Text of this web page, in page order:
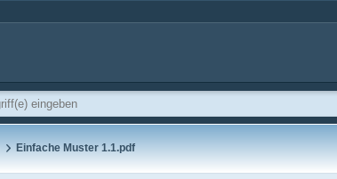
Einfache Muster 1.1.pdf